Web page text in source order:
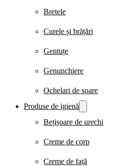
Bretele
Curele și brățări
Gentuțe
Genunchiere
Ochelari de soare
Produse de igienă
Bețișoare de urechi
Creme de corp
Creme de față